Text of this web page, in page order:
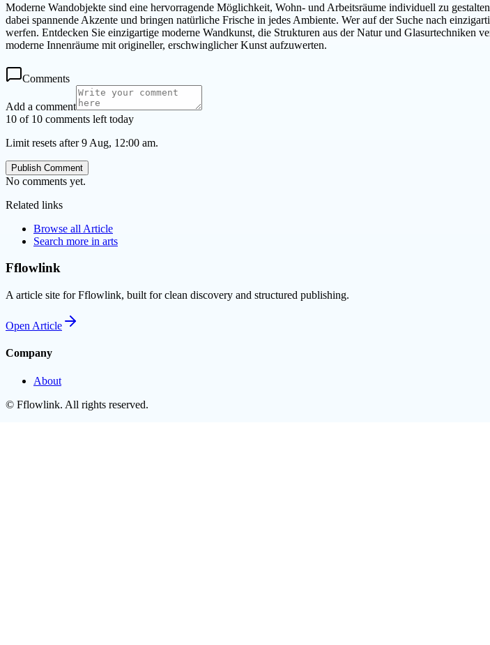
Moderne Wandobjekte sind eine hervorragende Möglichkeit, Wohn- und Arbeitsräume individuell zu
dabei spannende Akzente und bringen natürliche Frische in jedes Ambiente. Wer auf der Suche nach
werfen. Entdecken Sie einzigartige moderne Wandkunst, die Strukturen aus der Natur und Glasurtechniken
moderne Innenräume mit origineller, erschwinglicher Kunst aufzuwerten.
Comments
Add a comment
10 of 10 comments left today
Limit resets after 9 Aug, 12:00 am.
Publish Comment
No comments yet.
Related links
Browse all Article
Search more in arts
Fflowlink
A article site for Fflowlink, built for clean discovery and structured publishing.
Open Article
Company
About
© Fflowlink. All rights reserved.